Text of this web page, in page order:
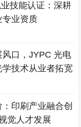
技能认证：深耕
专业资质
口，JYPC 光电
技术从业者拓宽
印刷产业融合创
觉人才发展